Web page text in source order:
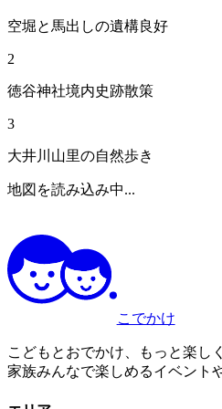
空堀と馬出しの遺構良好
2
徳谷神社境内史跡散策
3
大井川山里の自然歩き
地図を読み込み中...
こでかけ
こどもとおでかけ、もっと楽しく
家族みんなで楽しめるイベント